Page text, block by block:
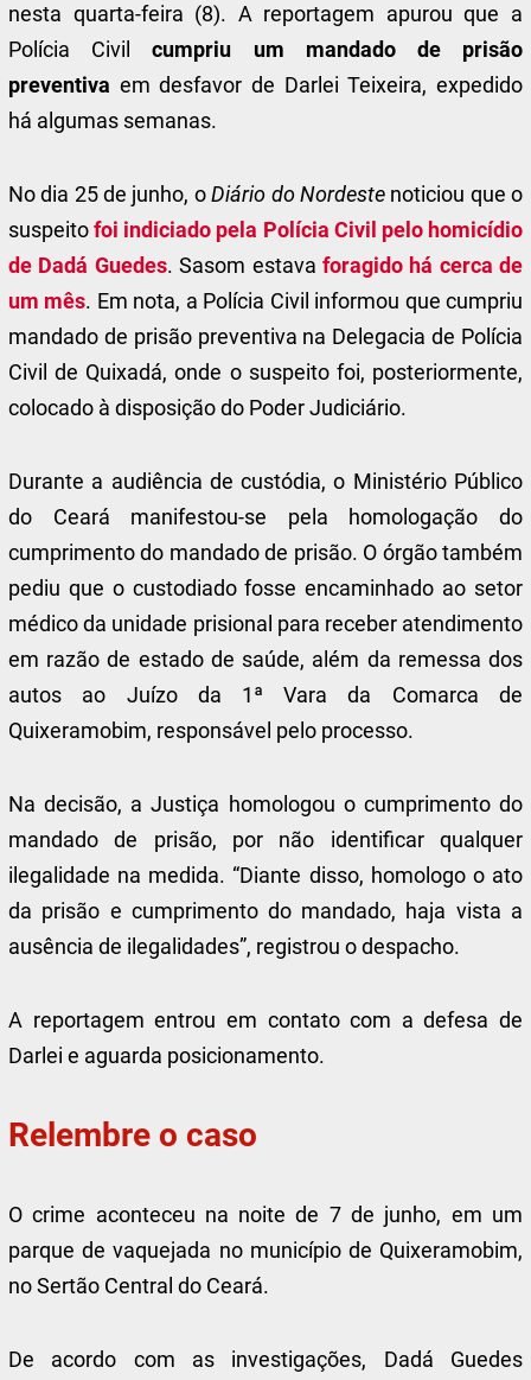
nesta quarta-feira (8). A reportagem apurou que a
Polícia Civil
cumpriu um mandado de prisão
preventiva em desfavor de Darlei Teixeira, expedido
há algumas semanas.
No dia 25 de junho, oDiário do Nordeste noticiou que o
suspeitofoi indiciado pela Polícia Civil pelo homicídio
de Dadá Guedes. Sasom estava foragido há cerca de
um mês. Em nota, a Polícia Civil informou que cumpriu
mandado de prisão preventiva na Delegacia de Polícia
Civil de Quixadá, onde o suspeito foi, posteriormente,
colocado à disposição do Poder Judiciário.
Durante a audiência de custódia, o Ministério Público
do Ceará manifestou-se pela homologação do
cumprimento do mandado de prisão. O órgão também
pediu que o custodiado fosse encaminhado ao setor
médico da unidade prisional para receber atendimento
em razão de estado de saúde, além da remessa dos
autos ao Juízo da 1ª Vara da Comarca de
Quixeramobim, responsável pelo processo.
Na decisão, a Justiça homologou o cumprimento do
mandado de prisão, por não identificar qualquer
ilegalidade na medida. “Diante disso, homologo o ato
da prisão e cumprimento do mandado, haja vista a
ausência de ilegalidades”, registrou o despacho.
A reportagem entrou em contato com a defesa de
Darlei e aguarda posicionamento.
Relembre o caso
O crime aconteceu na noite de 7 de junho, em um
parque de vaquejada no município de Quixeramobim,
no Sertão Central do Ceará.
De acordo com as investigações, Dadá Guedes